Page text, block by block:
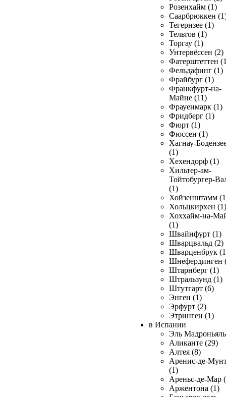
Розенхайм (1)
Саарбрюккен
Тегернзее (1)
Тельтов (1)
Торгау (1)
Унтервёссен (2)
Фатерштеттен
Фельдафинг (1)
Фрайбург (1)
Франкфурт-на-
Майне (11)
Фрауенмарк (1)
Фридберг (1)
Фюрт (1)
Фюссен (1)
Хагнау-
(1)
Хехендорф (1)
Хильтер-ам-
Тойтобургер-
(1)
Хойзенштамм
Хольцкирхен (1)
Хоххайм-на-
(1)
Швайнфурт (1)
Шварцвальд (2)
Шварценбрук
Шнефердинген
Штарнберг (1)
Штральзунд (1)
Штутгарт (6)
Энген (1)
Эрфурт (2)
Этринген (1)
в Испании
Эль
Аликанте (29)
Алтея (8)
Аренис-де-
(1)
Ареньс-де-Мар
Аржентона (1)